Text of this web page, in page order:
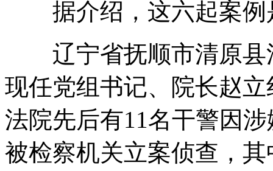
据介绍，这六起案例
辽宁省抚顺市清原县
现任党组书记、院长赵
法院先后有11名干警因
被检察机关立案侦查，